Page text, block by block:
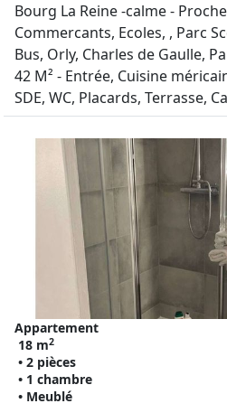
Bourg La Reine -calme -
Commercants, Ecoles, , Parc
Bus, Orly, Charles de Gaulle,
42 M² - Entrée, Cuisine
SDE, WC, Placards, Terrasse,
Appartement
18 m2
• 2 pièces
• 1 chambre
• Meublé